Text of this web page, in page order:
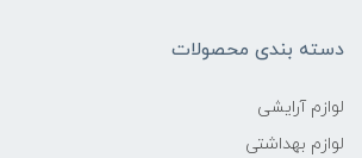
دسته بندی محصولات
لوازم آرایشی
لوازم بهداشتی